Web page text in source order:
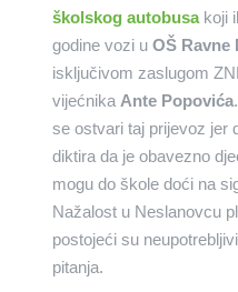
školskog autobusakoji
godine vozi u OŠ Ravne
isključivom zaslugom
vijećnika Ante Popovića
se ostvari taj prijevoz jer
diktira da je obavezno
mogu do škole doći na
Nažalost u Neslanovcu
postojeći su
pitanja.